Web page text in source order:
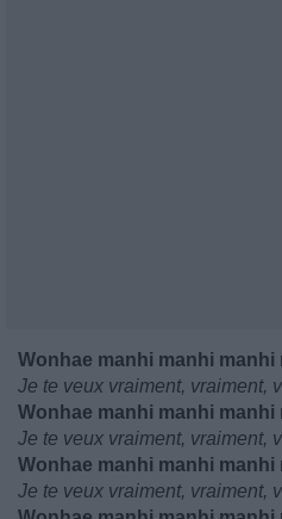
Wonhae manhi manhi manhi
Je te veux vraiment, vraiment,
Wonhae manhi manhi manhi
Je te veux vraiment, vraiment,
Wonhae manhi manhi manhi
Je te veux vraiment, vraiment,